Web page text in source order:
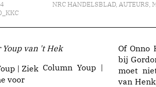
NRC HANDELSBLAD,AUTEURS,
Youp van 't Hek
Column Youp |
voor
Of Onno
bij
moet
van